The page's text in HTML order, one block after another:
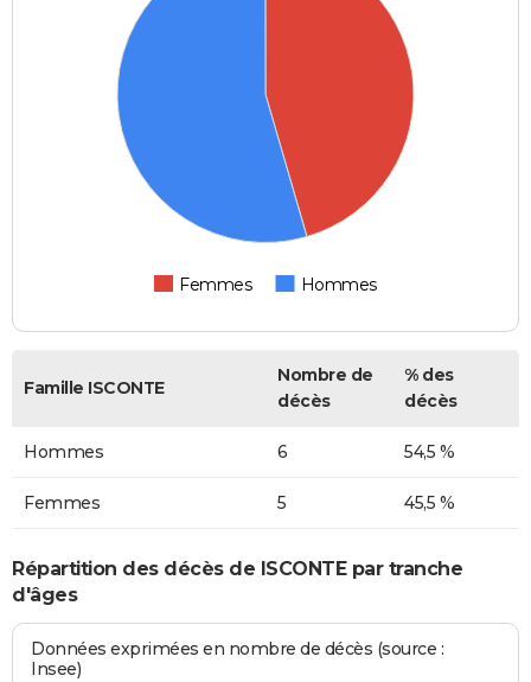
Femmes Hommes
Famille ISCONTE
Nombre de
décès
% des
décès
Hommes 6 54,5 %
Femmes 5 45,5 %
Répartition des décès de ISCONTE par tranche
d'âges
Données exprimées en nombre de décès (source :
Insee)